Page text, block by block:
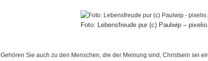
Foto: Lebensfreude pur (c) Paulwip –
Gehören Sie auch zu den Menschen, die der Meinung sind, Christsein sei